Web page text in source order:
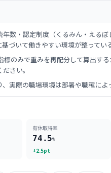
数・認定制度（くるみん・える
づいて働きやすい環境が整ってい
のみで重みを再配分して算出す
さい。
実際の職場環境は部署や職種に
有休取得率
74.5%
+2.5pt